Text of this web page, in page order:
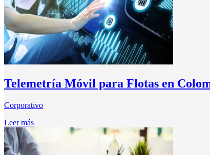
Telemetría Móvil para Flotas en
Corporativo
Leer más